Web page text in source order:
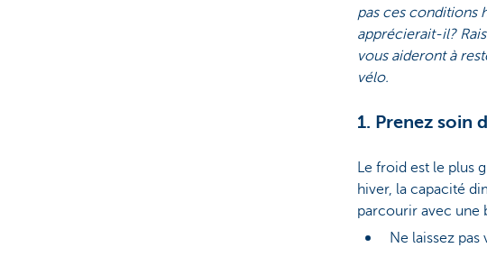
pas ces conditions
apprécierait-il?
vous aideront à
vélo.
1. Prenez soin
Le froid est le plus
hiver, la capacité
parcourir avec une
Ne laissez